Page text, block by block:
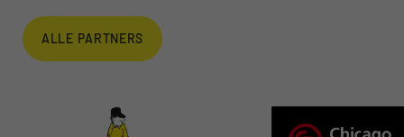
ALLE PARTNERS